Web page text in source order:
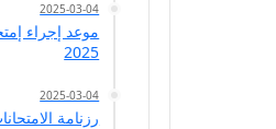
2025-03-04
2025
2025-03-04
رزنامة